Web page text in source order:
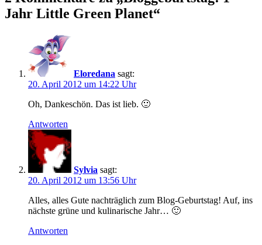
Jahr Little Green Planet“
Eloredana sagt:
20. April 2012 um 14:22 Uhr
Oh, Dankeschön. Das ist lieb. 🙂
Antworten
Sylvia sagt:
20. April 2012 um 13:56 Uhr
Alles, alles Gute nachträglich zum Blog-Geburtstag! Auf, ins
nächste grüne und kulinarische Jahr… 🙂
Antworten